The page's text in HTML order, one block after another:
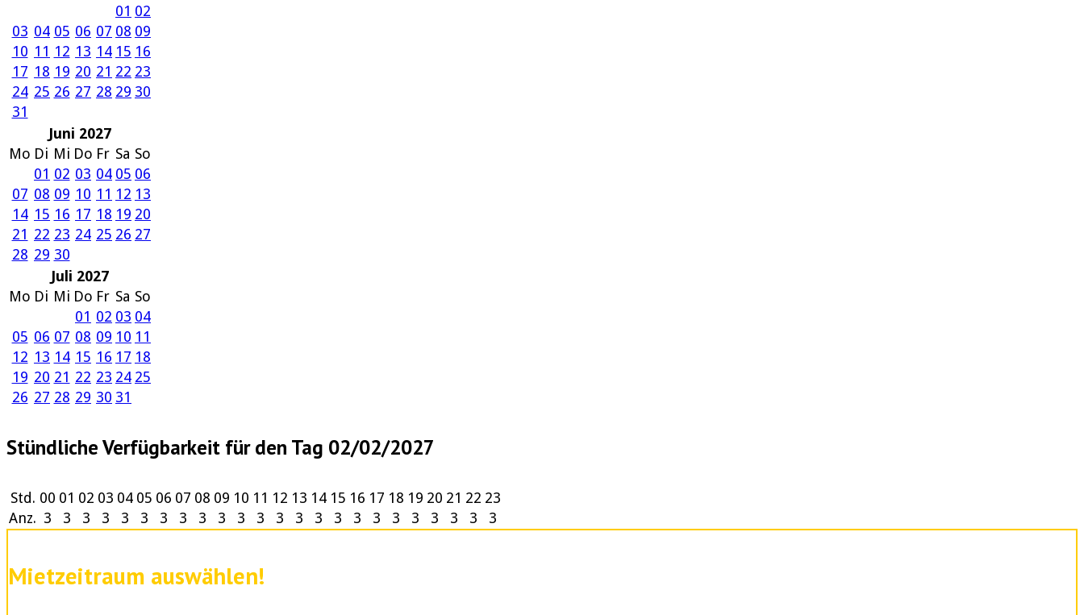
01 02
03 04 05 06 07 08 09
10 11 12 13 14 15 16
17 18 19 20 21 22 23
24 25 26 27 28 29 30
31
Juni 2027
Mo Di Mi Do Fr Sa So
01 02 03 04 05 06
07 08 09 10 11 12 13
14 15 16 17 18 19 20
21 22 23 24 25 26 27
28 29 30
Juli 2027
Mo Di Mi Do Fr Sa So
01 02 03 04
05 06 07 08 09 10 11
12 13 14 15 16 17 18
19 20 21 22 23 24 25
26 27 28 29 30 31
Stündliche Verfügbarkeit für den Tag 02/02/2027
Std. 00 01 02 03 04 05 06 07 08 09 10 11 12 13 14 15 16 17 18 19 20 21 22 23
Anz. 3 3 3 3 3 3 3 3 3 3 3 3 3 3 3 3 3 3 3 3 3 3 3 3
Mietzeitraum auswählen!